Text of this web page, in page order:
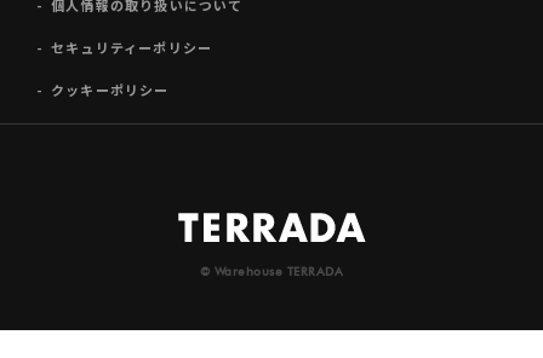
個人情報の取り扱いについて
セキュリティーポリシー
クッキーポリシー
© Warehouse TERRADA